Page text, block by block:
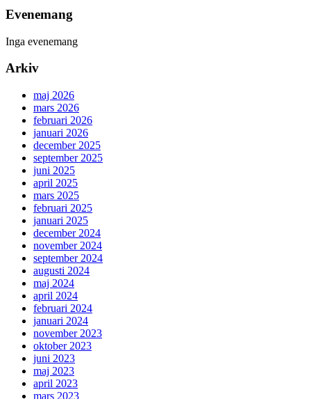
Evenemang
Inga evenemang
Arkiv
maj 2026
mars 2026
februari 2026
januari 2026
december 2025
september 2025
juni 2025
april 2025
mars 2025
februari 2025
januari 2025
december 2024
november 2024
september 2024
augusti 2024
maj 2024
april 2024
februari 2024
januari 2024
november 2023
oktober 2023
juni 2023
maj 2023
april 2023
mars 2023